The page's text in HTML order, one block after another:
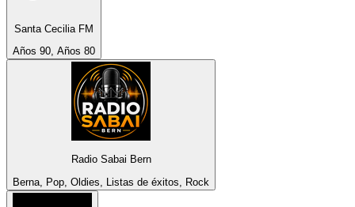
Santa Cecilia FM
Años 90, Años 80
Radio Sabai Bern
Berna, Pop, Oldies, Listas de éxitos, Rock